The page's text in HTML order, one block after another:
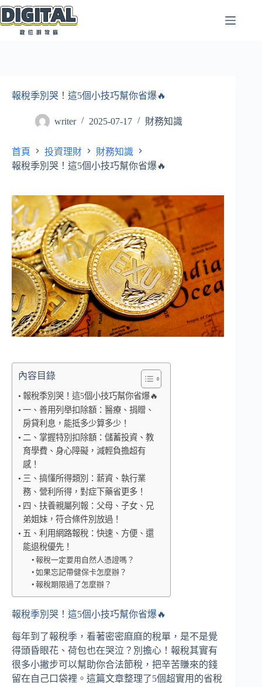
跳
至
報稅季別哭！這5個小技巧幫你省爆🔥
writer 2025-07-17 財務知識
首頁 投資理財
財務知識
報稅季別哭！這5個小技巧幫你省爆🔥
內容目錄
報稅季別哭！這5個小技巧幫你省爆🔥
一、善用列舉扣除額：醫療、捐贈、
房貸利息，能抵多少算多少！
二、掌握特別扣除額：儲蓄投資、教
育學費、身心障礙，減輕負擔超有
感！
三、搞懂所得類別：薪資、執行業
務、營利所得，對症下藥省更多！
四、扶養親屬列報：父母、子女、兄
弟姐妹，符合條件別放過！
五、利用網路報稅：快速、方便、還
能退稅優先！
報稅一定要用自然人憑證嗎？
如果忘記帶健保卡怎麼辦？
報稅期限過了怎麼辦？
報稅季別哭！這5個小技巧幫你省爆🔥
每年到了報稅季，看著密密麻麻的稅單，是不是覺
得頭昏眼花、荷包也在哭泣？別擔心！報稅其實有
很多小撇步可以幫助你合法節稅，把辛苦賺來的錢
留在自己口袋裡。這篇文章整理了5個超實用的省稅